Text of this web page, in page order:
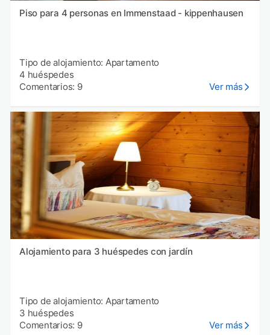
Piso para 4 personas en Immenstaad - kippenhausen
Tipo de alojamiento: Apartamento
4 huéspedes
Comentarios: 9
Ver más
Alojamiento para 3 huéspedes con jardín
Tipo de alojamiento: Apartamento
3 huéspedes
Comentarios: 9
Ver más